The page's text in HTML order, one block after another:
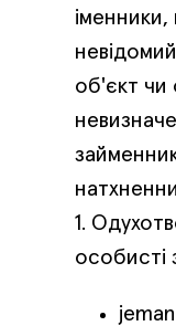
об'єкт чи
1.
особисті